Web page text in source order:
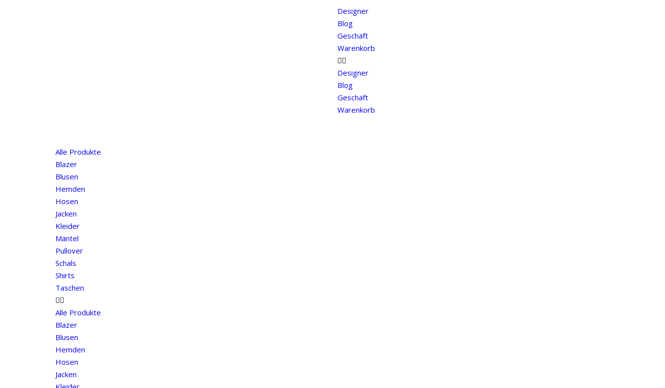
Designer
Blog
Geschäft
Warenkorb
Designer
Blog
Geschäft
Warenkorb
Alle Produkte
Blazer
Blusen
Hemden
Hosen
Jacken
Kleider
Mäntel
Pullover
Schals
Shirts
Taschen
Alle Produkte
Blazer
Blusen
Hemden
Hosen
Jacken